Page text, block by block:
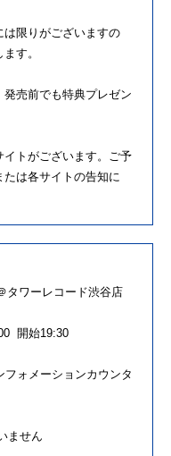
限りがございますの
す。
発売前でも特典プレゼン
トがございます。ご予
は各サイトの告知に
タワーレコード渋谷店
開始19:30
ォメーションカウンタ
ません